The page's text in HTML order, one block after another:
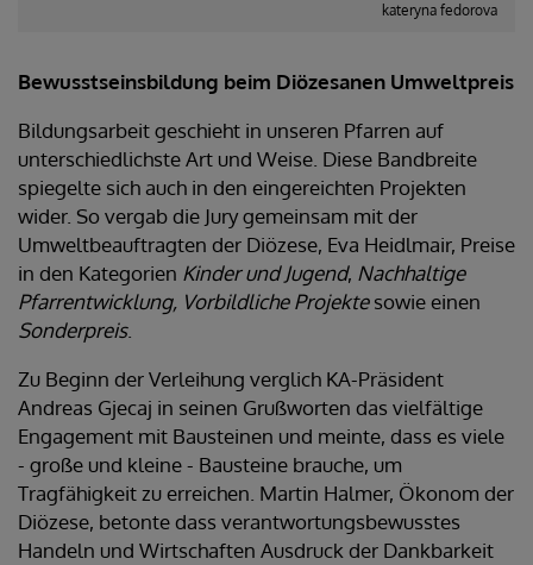
kateryna fedorova
Bewusstseinsbildung beim Diözesanen Umweltpreis
Bildungsarbeit geschieht in unseren Pfarren auf
unterschiedlichste Art und Weise. Diese Bandbreite
spiegelte sich auch in den eingereichten Projekten
wider. So vergab die Jury gemeinsam mit der
Umweltbeauftragten der Diözese, Eva Heidlmair, Preise
in den Kategorien Kinder und Jugend, Nachhaltige
Pfarrentwicklung, Vorbildliche Projektesowie einen
Sonderpreis.
Zu Beginn der Verleihung verglich KA-Präsident
Andreas Gjecaj in seinen Grußworten das vielfältige
Engagement mit Bausteinen und meinte, dass es viele
- große und kleine - Bausteine brauche, um
Tragfähigkeit zu erreichen. Martin Halmer, Ökonom der
Diözese, betonte dass verantwortungsbewusstes
Handeln und Wirtschaften Ausdruck der Dankbarkeit